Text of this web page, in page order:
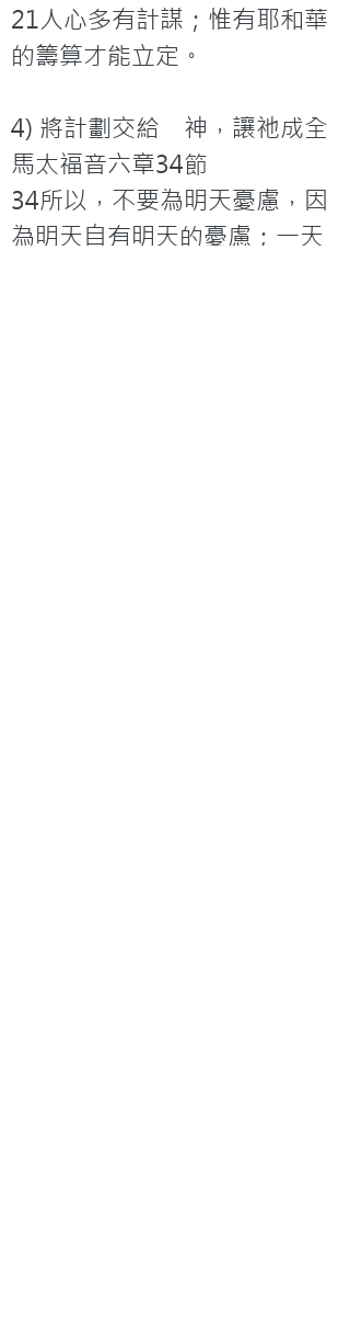
21人心多有計謀；惟有耶和華
的籌算才能立定。
4) 將計劃交給　神，讓祂成全
馬太福音六章34節
34所以，不要為明天憂慮，因
為明天自有明天的憂慮；一天